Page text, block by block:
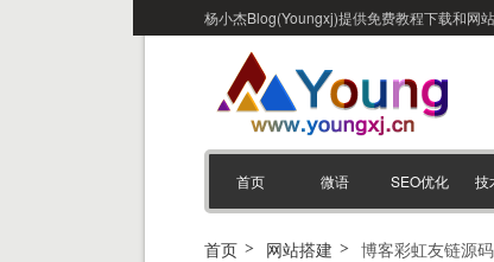
杨小杰Blog(Youngxj)提供免费教程下载和网
首页 微语 SEO优化 技
首页 网站搭建 博客彩虹友链源码